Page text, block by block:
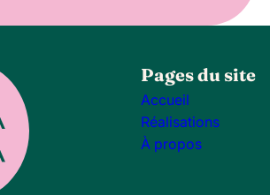
Pages du site
Accueil
Réalisations
À propos